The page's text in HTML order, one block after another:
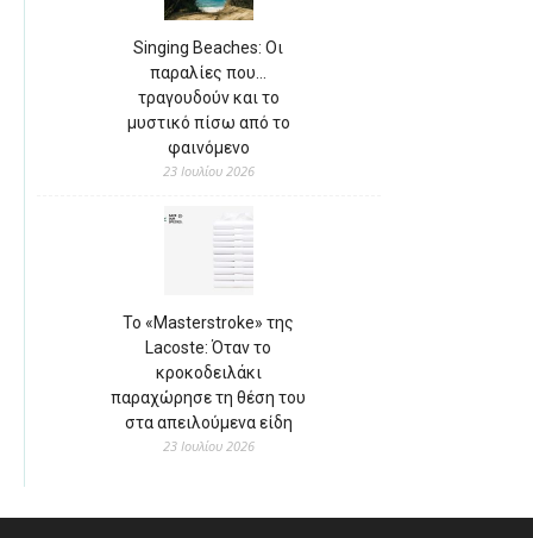
Singing Beaches: Οι
παραλίες που…
τραγουδούν και το
μυστικό πίσω από το
φαινόμενο
23 Ιουλίου 2026
Το «Masterstroke» της
Lacoste: Όταν το
κροκοδειλάκι
παραχώρησε τη θέση του
στα απειλούμενα είδη
23 Ιουλίου 2026